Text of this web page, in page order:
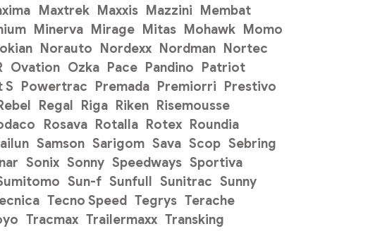
Maxtrek Maxxis Mazzini Membat
Minerva Mirage Mitas Mohawk Momo
Norauto Nordexx Nordman Nortec
Ovation Ozka Pace Pandino Patriot
S Powertrac Premada Premiorri Prestivo
Regal Riga Riken Risemousse
Rosava Rotalla Rotex Roundia
Samson Sarigom Sava Scop Sebring
Sonix Sonny Speedways Sportiva
Sun-f Sunfull Sunitrac Sunny
Tecno Speed Tegrys Terache
Tracmax Trailermaxx Transking